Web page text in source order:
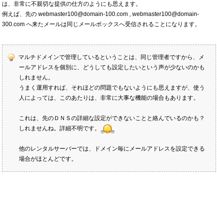
は、非常に不親切な提供の仕方のようにも思えます。
例えば、先の webmaster100@domain-100.com , webmaster100@domain-
300.com へ来たメールは同じメールボックスへ受信されることになります。
マルチドメインで管理しているということは、同じ管理者ですから、メ
ールアドレスを個別に、どうしても設定したいという声が少ないのかも
しれません。
うまく運用すれば、それほどの問題でもないようにも思えますが、使う
人によっては、このあたりは、非常に大事な機能の場合もあります。
これは、先のＤＮＳの詳細な設定ができないことと絡んでいるのかも？
しれませんね。詳細不明です。
他のレンタルサーバーでは、ドメイン毎にメールアドレスを設定できる
場合がほとんどです。